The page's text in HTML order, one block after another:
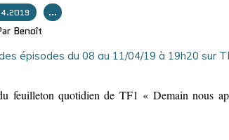
…
Benoît
feuilleton quotidien de TF1 « Demain nous